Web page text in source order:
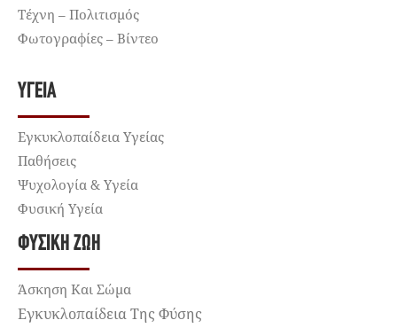
Τέχνη – Πολιτισμός
Φωτογραφίες – Βίντεο
ΥΓΕΊΑ
Εγκυκλοπαίδεια Υγείας
Παθήσεις
Ψυχολογία & Υγεία
Φυσική Υγεία
ΦΥΣΙΚΉ ΖΩΉ
Άσκηση Και Σώμα
Εγκυκλοπαίδεια Της Φύσης